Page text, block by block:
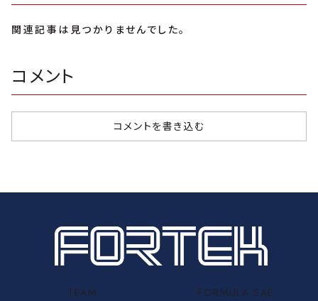
関連記事は見つかりませんでした。
コメント
コメントを書き込む
TEAM
FORMULA SAE